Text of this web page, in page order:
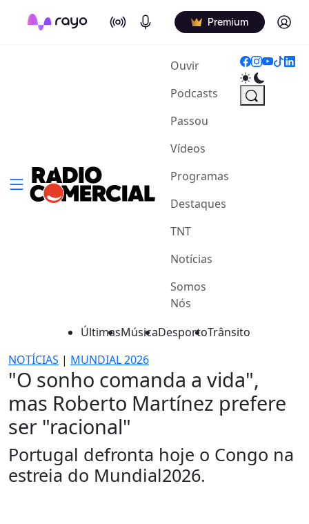
On Air Podcasts Premium Log in
Ouvir(current)
Podcasts
Passou
Vídeos
Programas
Destaques
TNT
Notícias
Somos
Nós
ÚltimasMúsicaDesportoTrânsito
NOTÍCIAS | MUNDIAL 2026
"O sonho comanda a vida",
mas Roberto Martínez prefere
ser "racional"
Portugal defronta hoje o Congo na
estreia do Mundial2026.